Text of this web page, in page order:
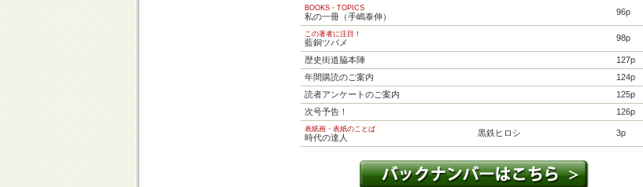
BOOKS・TOPICS
私の一冊（手嶋泰伸） 96p
この著者に注目！
藍銅ツバメ 98p
歴史街道脇本陣
127p
年間購読のご案内
124p
読者アンケートのご案内
125p
次号予告！
126p
表紙画・表紙のことば
時代の達人 黒鉄ヒロシ 3p